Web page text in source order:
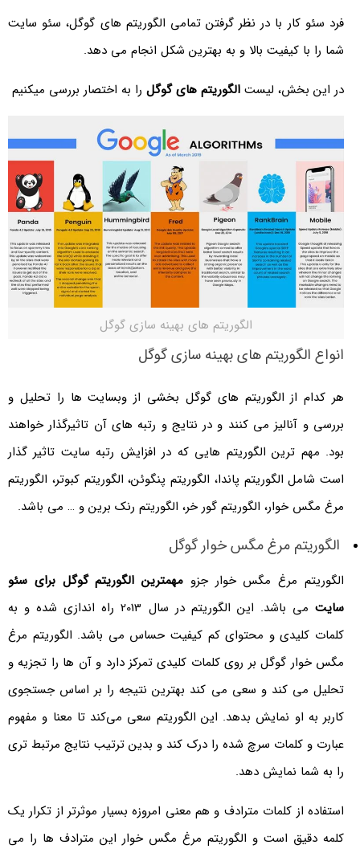
فرد سئو کار با در نظر گرفتن تمامی الگوریتم های گوگل، سئو سایت
شما را با کیفیت بالا و به بهترین شکل انجام می دهد.
در این بخش، لیستالگوریتم های گوگلرا به اختصار بررسی میکنیم
الگوریتم های بهینه سازی گوگل
انواع الگوریتم های بهینه سازی گوگل
هر کدام از الگوریتم های گوگل بخشی از وبسایت ها را تحلیل و
بررسی و آنالیز می کنند و در نتایج و رتبه های آن تاثیرگذار خواهند
بود. مهم ‌ترین الگوریتم‌ هایی که در افزایش رتبه سایت تاثیر گذار
است شامل الگوریتم پاندا، الگوریتم پنگوئن، الگوریتم کبوتر، الگوریتم
مرغ مگس خوار، الگوریتم گور خر، الگوریتم رنک برین و … می باشد.
الگوریتم مرغ مگس خوار گوگل
الگوریتم مرغ مگس خوار جزو مهمترین الگوریتم گوگل برای سئو
سایت
می باشد. این الگوریتم در سال 2013 راه اندازی شده و به
کلمات کلیدی و محتوای کم کیفیت حساس می باشد. الگوریتم مرغ
مگس خوار گوگل بر روی کلمات کلیدی تمرکز دارد و آن ها را تجزیه و
تحلیل می کند و سعی می کند بهترین نتیجه را بر اساس جستجوی
کاربر به او نمایش بدهد. این الگوریتم سعی می‌کند تا معنا و مفهوم
عبارت و کلمات سرچ شده را درک کند و بدین ترتیب نتایج مرتبط ‌تری
را به شما نمایش دهد.
استفاده از کلمات مترادف و هم معنی امروزه بسیار موثرتر از تکرار یک
کلمه دقیق است و الگوریتم مرغ مگس خوار این مترادف‌ ها را می